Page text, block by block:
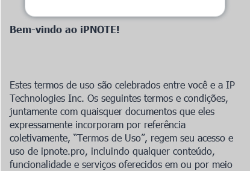
Bem-vindo ao iPNOTE!
Estes termos de uso são celebrados entre você e a IP
Technologies Inc. Os seguintes termos e condições,
juntamente com quaisquer documentos que eles
expressamente incorporam por referência
coletivamente, “Termos de Uso”, regem seu acesso e
uso de ipnote.pro, incluindo qualquer conteúdo,
funcionalidade e serviços oferecidos em ou por meio